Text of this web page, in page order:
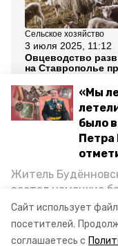
Сайт использует
посетителей.
соглашаетесь с
«Мы
было
Петра
Житель
застал немецкие
под открытым
дом. Чем
и чем Пётр помог
Сельское хозяйство
3 июля 2025, 11:12
Овцеводство
на Ставрополье
Все новости
соглашение